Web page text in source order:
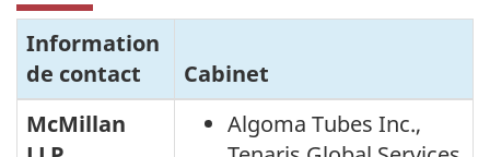
Information
de contact
Cabinet
McMillan
Algoma Tubes Inc.,